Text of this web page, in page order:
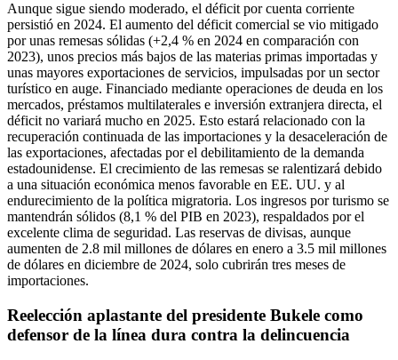
Aunque sigue siendo moderado, el déficit por cuenta corriente
persistió en 2024. El aumento del déficit comercial se vio mitigado
por unas remesas sólidas (+2,4 % en 2024 en comparación con
2023), unos precios más bajos de las materias primas importadas y
unas mayores exportaciones de servicios, impulsadas por un sector
turístico en auge. Financiado mediante operaciones de deuda en los
mercados, préstamos multilaterales e inversión extranjera directa, el
déficit no variará mucho en 2025. Esto estará relacionado con la
recuperación continuada de las importaciones y la desaceleración de
las exportaciones, afectadas por el debilitamiento de la demanda
estadounidense. El crecimiento de las remesas se ralentizará debido
a una situación económica menos favorable en EE. UU. y al
endurecimiento de la política migratoria. Los ingresos por turismo se
mantendrán sólidos (8,1 % del PIB en 2023), respaldados por el
excelente clima de seguridad. Las reservas de divisas, aunque
aumenten de 2.8 mil millones de dólares en enero a 3.5 mil millones
de dólares en diciembre de 2024, solo cubrirán tres meses de
importaciones.
Reelección aplastante del presidente Bukele como
defensor de la línea dura contra la delincuencia